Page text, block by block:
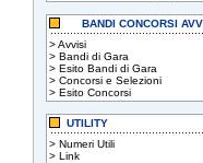
BANDI CONCORSI
>Avvisi
> Bandi di Gara
> Esito Bandi di Gara
> Concorsi e Selezioni
> Esito Concorsi
UTILITY
> Numeri Utili
> Link